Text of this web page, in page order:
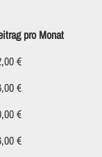
pro Monat
€
€
€
€